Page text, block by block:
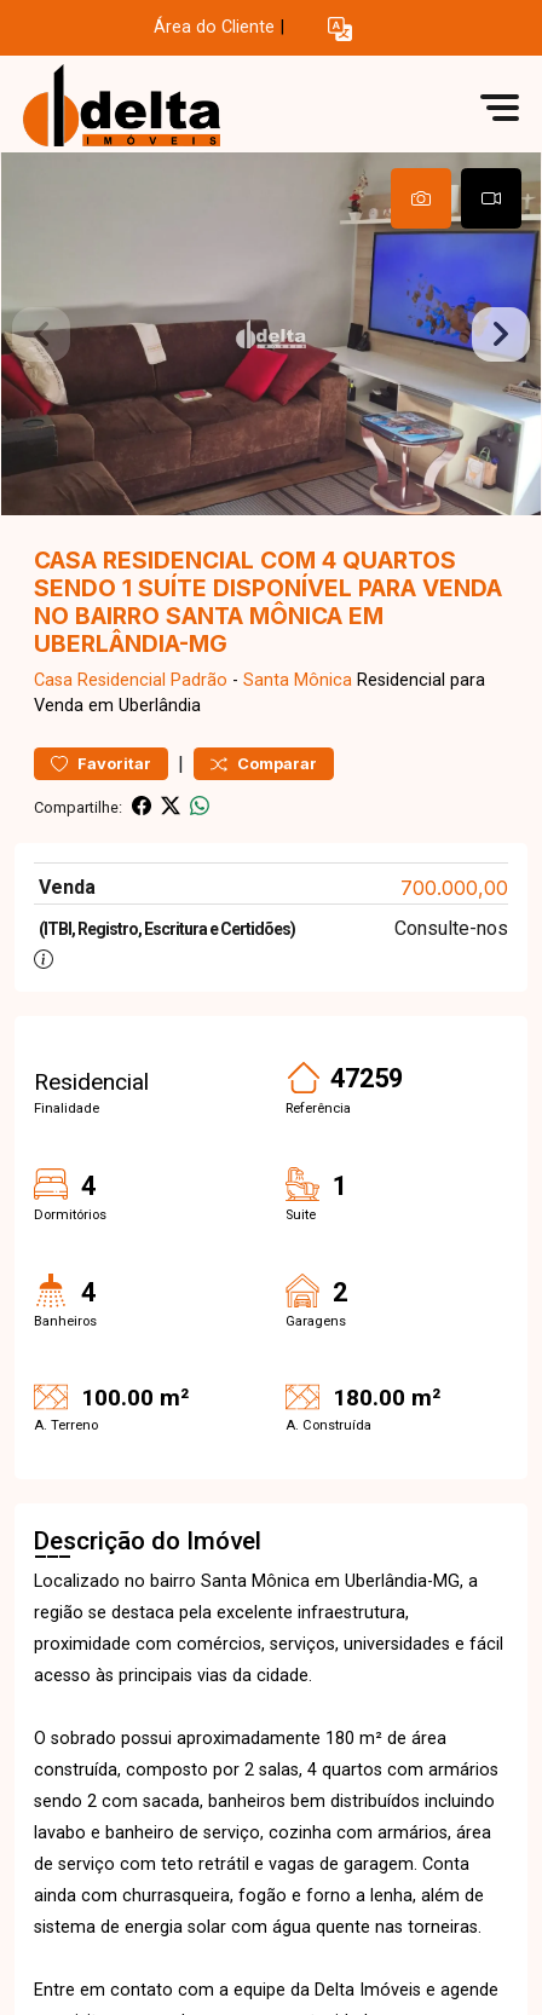
Área do Cliente
CASA RESIDENCIAL COM 4 QUARTOS
SENDO 1 SUÍTE DISPONÍVEL PARA VENDA
NO BAIRRO SANTA MÔNICA EM
UBERLÂNDIA-MG
Casa Residencial Padrão - Santa Mônica Residencial para
Venda em Uberlândia
Favoritar | Comparar
Compartilhe:
Venda 700.000,00
(ITBI, Registro, Escritura e Certidões) Consulte-nos
Residencial
Finalidade
47259
Referência
4
Dormitórios
1
Suite
4
Banheiros
2
Garagens
100.00 m²
A. Terreno
180.00 m²
A. Construída
Descrição do Imóvel
Localizado no bairro Santa Mônica em Uberlândia-MG, a
região se destaca pela excelente infraestrutura,
proximidade com comércios, serviços, universidades e fácil
acesso às principais vias da cidade.
O sobrado possui aproximadamente 180 m² de área
construída, composto por 2 salas, 4 quartos com armários
sendo 2 com sacada, banheiros bem distribuídos incluindo
lavabo e banheiro de serviço, cozinha com armários, área
de serviço com teto retrátil e vagas de garagem. Conta
ainda com churrasqueira, fogão e forno a lenha, além de
sistema de energia solar com água quente nas torneiras.
Entre em contato com a equipe da Delta Imóveis e agende